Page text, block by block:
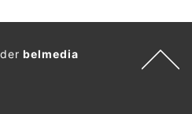
derbelmedia